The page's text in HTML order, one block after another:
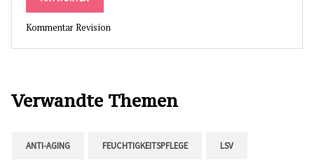
Kommentar Revision
Verwandte Themen
ANTI-AGING FEUCHTIGKEITSPFLEGE LSV